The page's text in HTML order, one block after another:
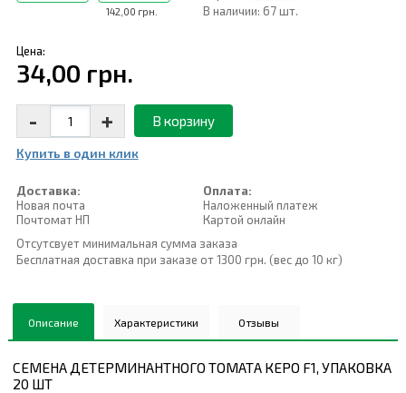
142,00 грн. В наличии: 67 шт.
Цена:
34,00 грн.
- + В корзину
Купить в один клик
Доставка:
Новая почта
Почтомат НП
Оплата:
Наложенный платеж
Картой онлайн
Отсутсвует минимальная сумма заказа
Бесплатная доставка при заказе от 1300 грн. (вес до 10 кг)
Описание Характеристики Отзывы
СЕМЕНА ДЕТЕРМИНАНТНОГО ТОМАТА КЕРО F1, УПАКОВКА
20 ШТ